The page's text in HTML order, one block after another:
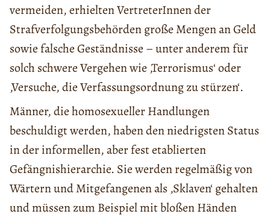
vermeiden, erhielten VertreterInnen der
Strafverfolgungsbehörden große Mengen an Geld
sowie falsche Geständnisse – unter anderem für
solch schwere Vergehen wie ‚Terrorismus‘ oder
‚Versuche, die Verfassungsordnung zu stürzen‘.
Männer, die homosexueller Handlungen
beschuldigt werden, haben den niedrigsten Status
in der informellen, aber fest etablierten
Gefängnishierarchie. Sie werden regelmäßig von
Wärtern und Mitgefangenen als ‚Sklaven‘ gehalten
und müssen zum Beispiel mit bloßen Händen